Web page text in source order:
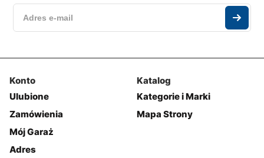
Konto
Ulubione
Zamówienia
Mój Garaż
Adres
Katalog
Kategorie i Marki
Mapa Strony